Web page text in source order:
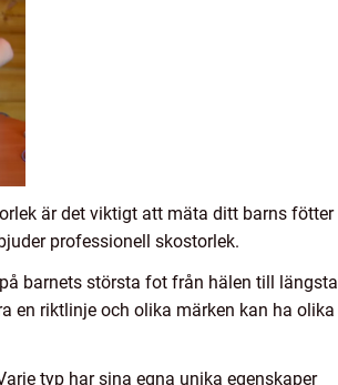
är det viktigt att mäta ditt barns fötter
professionell skostorlek.
barnets största fot från hälen till längsta
en riktlinje och olika märken kan ha olika
typ har sina egna unika egenskaper